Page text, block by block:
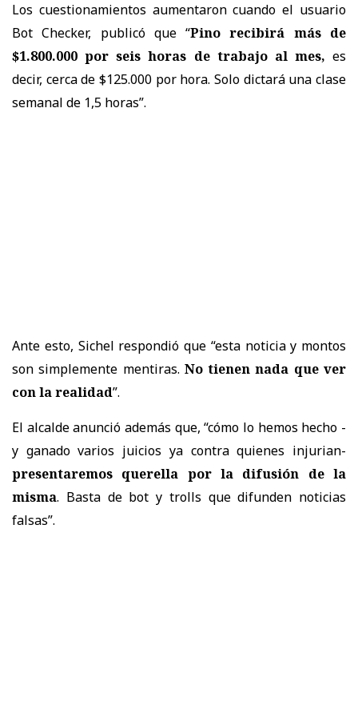
Los cuestionamientos aumentaron cuando el usuario
Bot Checker, publicó que “Pino recibirá más de
$1.800.000 por seis horas de trabajo al mes, es
decir, cerca de $125.000 por hora. Solo dictará una clase
semanal de 1,5 horas”.
Ante esto, Sichel respondió que “esta noticia y montos
son simplemente mentiras. No tienen nada que ver
con la realidad”.
El alcalde anunció además que, “cómo lo hemos hecho -
y ganado varios juicios ya contra quienes injurian-
presentaremos querella por la difusión de la
misma. Basta de bot y trolls que difunden noticias
falsas”.